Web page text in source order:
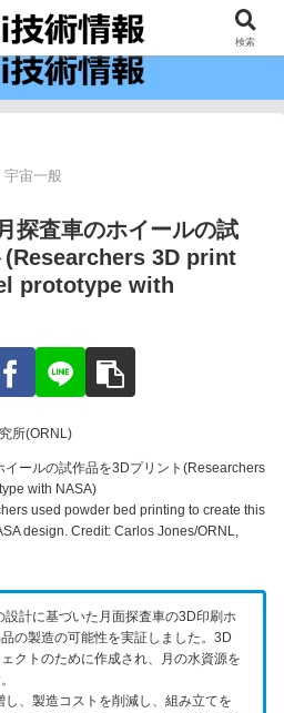
術の情報インフラ。
宇宙一般
探査車のホイールの試
(Researchers 3D print
prototype with
所(ORNL)
used powder bed printing to create this
design. Credit: Carlos Jones/ORNL,
計に基づいた月面探査車の3D印刷ホ
の製造の可能性を実証しました。3D
クトのために作成され、月の水資源を
、製造コストを削減し、組み立てを
検索